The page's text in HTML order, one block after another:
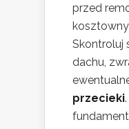
przed
Skontroluj
dachu,
przecieki